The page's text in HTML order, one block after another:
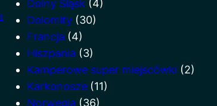
Dolny Śląsk (4)
Dolomity (30)
Francja (4)
Hiszpania (3)
Kamperowe super miejscówki (2)
Karkonosze (11)
Norwegia (36)